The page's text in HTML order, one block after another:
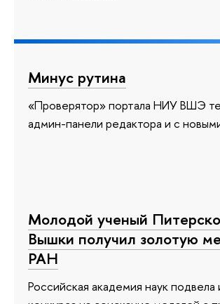
Минус рутина
«Проверятор» портала НИУ ВШЭ
админ-панели редактора и с
Молодой ученый
Вышки получил золотую
РАН
Российская академия наук подвела